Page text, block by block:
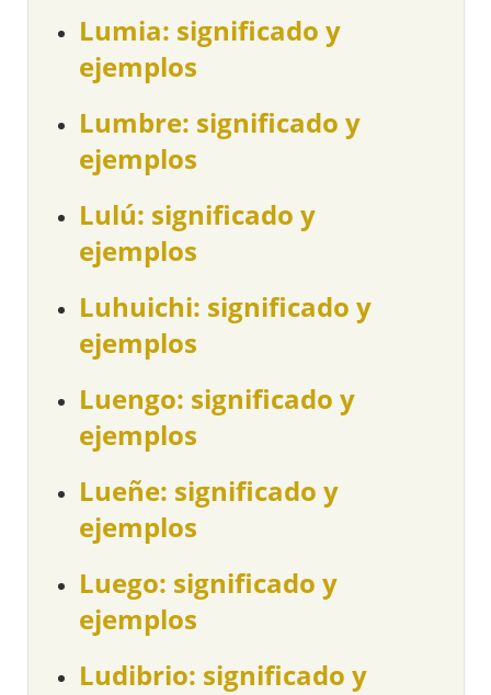
Lumia: significado y
ejemplos
Lumbre: significado y
ejemplos
Lulú: significado y
ejemplos
Luhuichi: significado y
ejemplos
Luengo: significado y
ejemplos
Lueñe: significado y
ejemplos
Luego: significado y
ejemplos
Ludibrio: significado y